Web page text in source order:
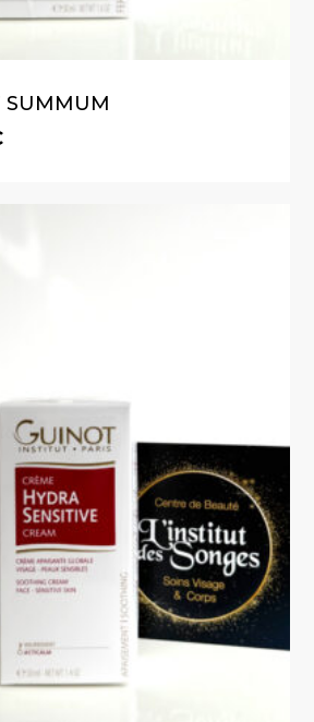
SUMMUM